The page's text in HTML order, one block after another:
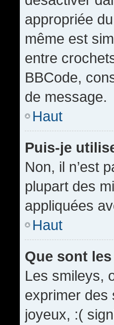
appropriée
même est
entre
BBCode,
de message.
Haut
Puis-je
Non, il n’est
plupart des
appliquées
Haut
Que sont
Les smileys,
exprimer des
joyeux, :(